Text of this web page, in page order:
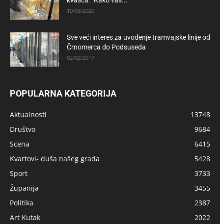
19/03/2020
Sve veći interes za uvođenje tramvajske linije od
Črnomerca do Podsuseda
02/02/2017
POPULARNA KATEGORIJA
Aktualnosti
13748
Društvo
9684
Scena
6415
Kvartovi- duša našeg grada
5428
Sport
3733
Županija
3455
Politika
2387
Art Kutak
2022